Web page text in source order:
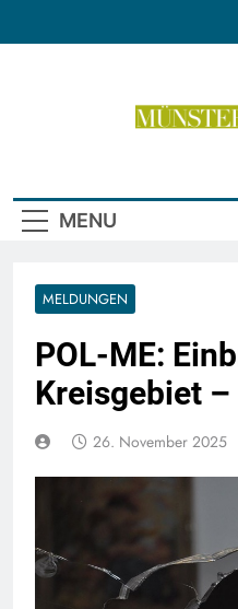
MENU
MELDUNGEN
POL-ME:
Kreisgebiet
26. November 2025